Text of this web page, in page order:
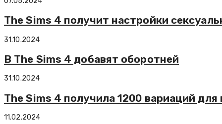
The Sims 4 получит настройки
31.10.2024
В The Sims 4 добавят оборотней
31.10.2024
The Sims 4 получила 1200 вариаций
11.02.2024